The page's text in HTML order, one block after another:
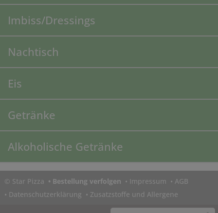
Imbiss/Dressings
Nachtisch
Eis
Getränke
Alkoholische Getränke
© Star Pizza • Bestellung verfolgen • Impressum • AGB
• Datenschutzerklärung • Zusatzstoffe und Allergene